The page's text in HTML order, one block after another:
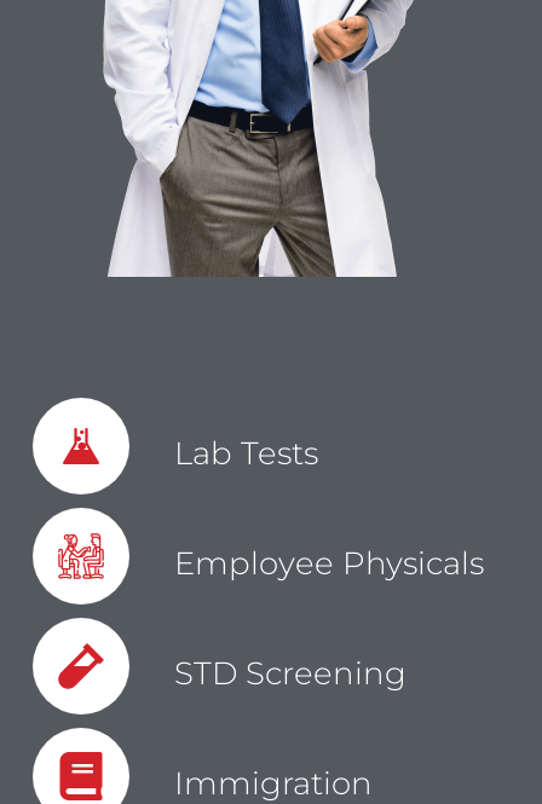
Lab Tests
Employee Physicals
STD Screening
Immigration